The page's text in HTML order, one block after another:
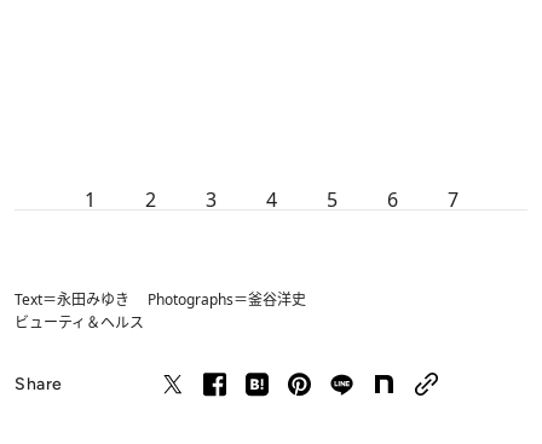
1 2 3 4 5 6 7
Text＝永田みゆき Photographs＝釜谷洋史
ビューティ＆ヘルス
Share